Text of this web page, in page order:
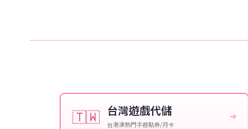
🇹🇼 台灣遊戲代儲
台港澳熱門手遊點券/月卡
➔